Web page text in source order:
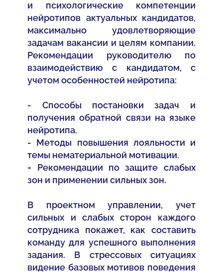
и психологические компетенции
нейротипов актуальных кандидатов,
максимально удовлетворяющие
задачам вакансии и целям компании.
Рекомендации руководителю по
взаимодействию с кандидатом, с
учетом особенностей нейротипа:
- Способы постановки задач и
получения обратной связи на языке
нейротипа.
- Методы повышения лояльности и
темы нематериальной мотивации.
= Рекомендации по защите слабых
зон и применении сильных зон.
В проектном управлении, учет
сильных и слабых сторон каждого
сотрудника покажет, как составить
команду для успешного выполнения
задания. В стрессовых ситуациях
видение базовых мотивов поведения